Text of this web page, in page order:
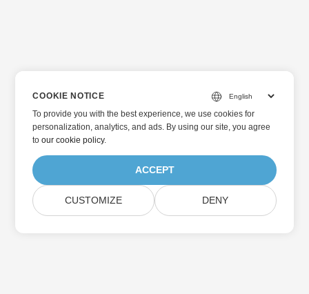
COOKIE NOTICE
To provide you with the best experience, we use cookies for
personalization, analytics, and ads. By using our site, you agree
toour cookie policy.
ACCEPT
CUSTOMIZE DENY